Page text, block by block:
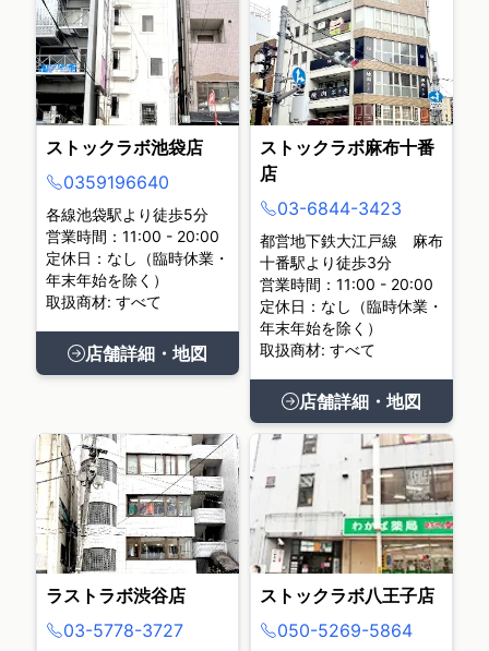
ストックラボ池袋店
0359196640
各線池袋駅より徒歩5分
営業時間：11:00 - 20:00
定休日：なし（臨時休業・
年末年始を除く）
取扱商材: すべて
店舗詳細・地図
ストックラボ麻布十番
店
03-6844-3423
都営地下鉄大江戸線 麻布
十番駅より徒歩3分
営業時間：11:00 - 20:00
定休日：なし（臨時休業・
年末年始を除く）
取扱商材: すべて
店舗詳細・地図
ラストラボ渋谷店
03-5778-3727
ストックラボ八王子店
050-5269-5864